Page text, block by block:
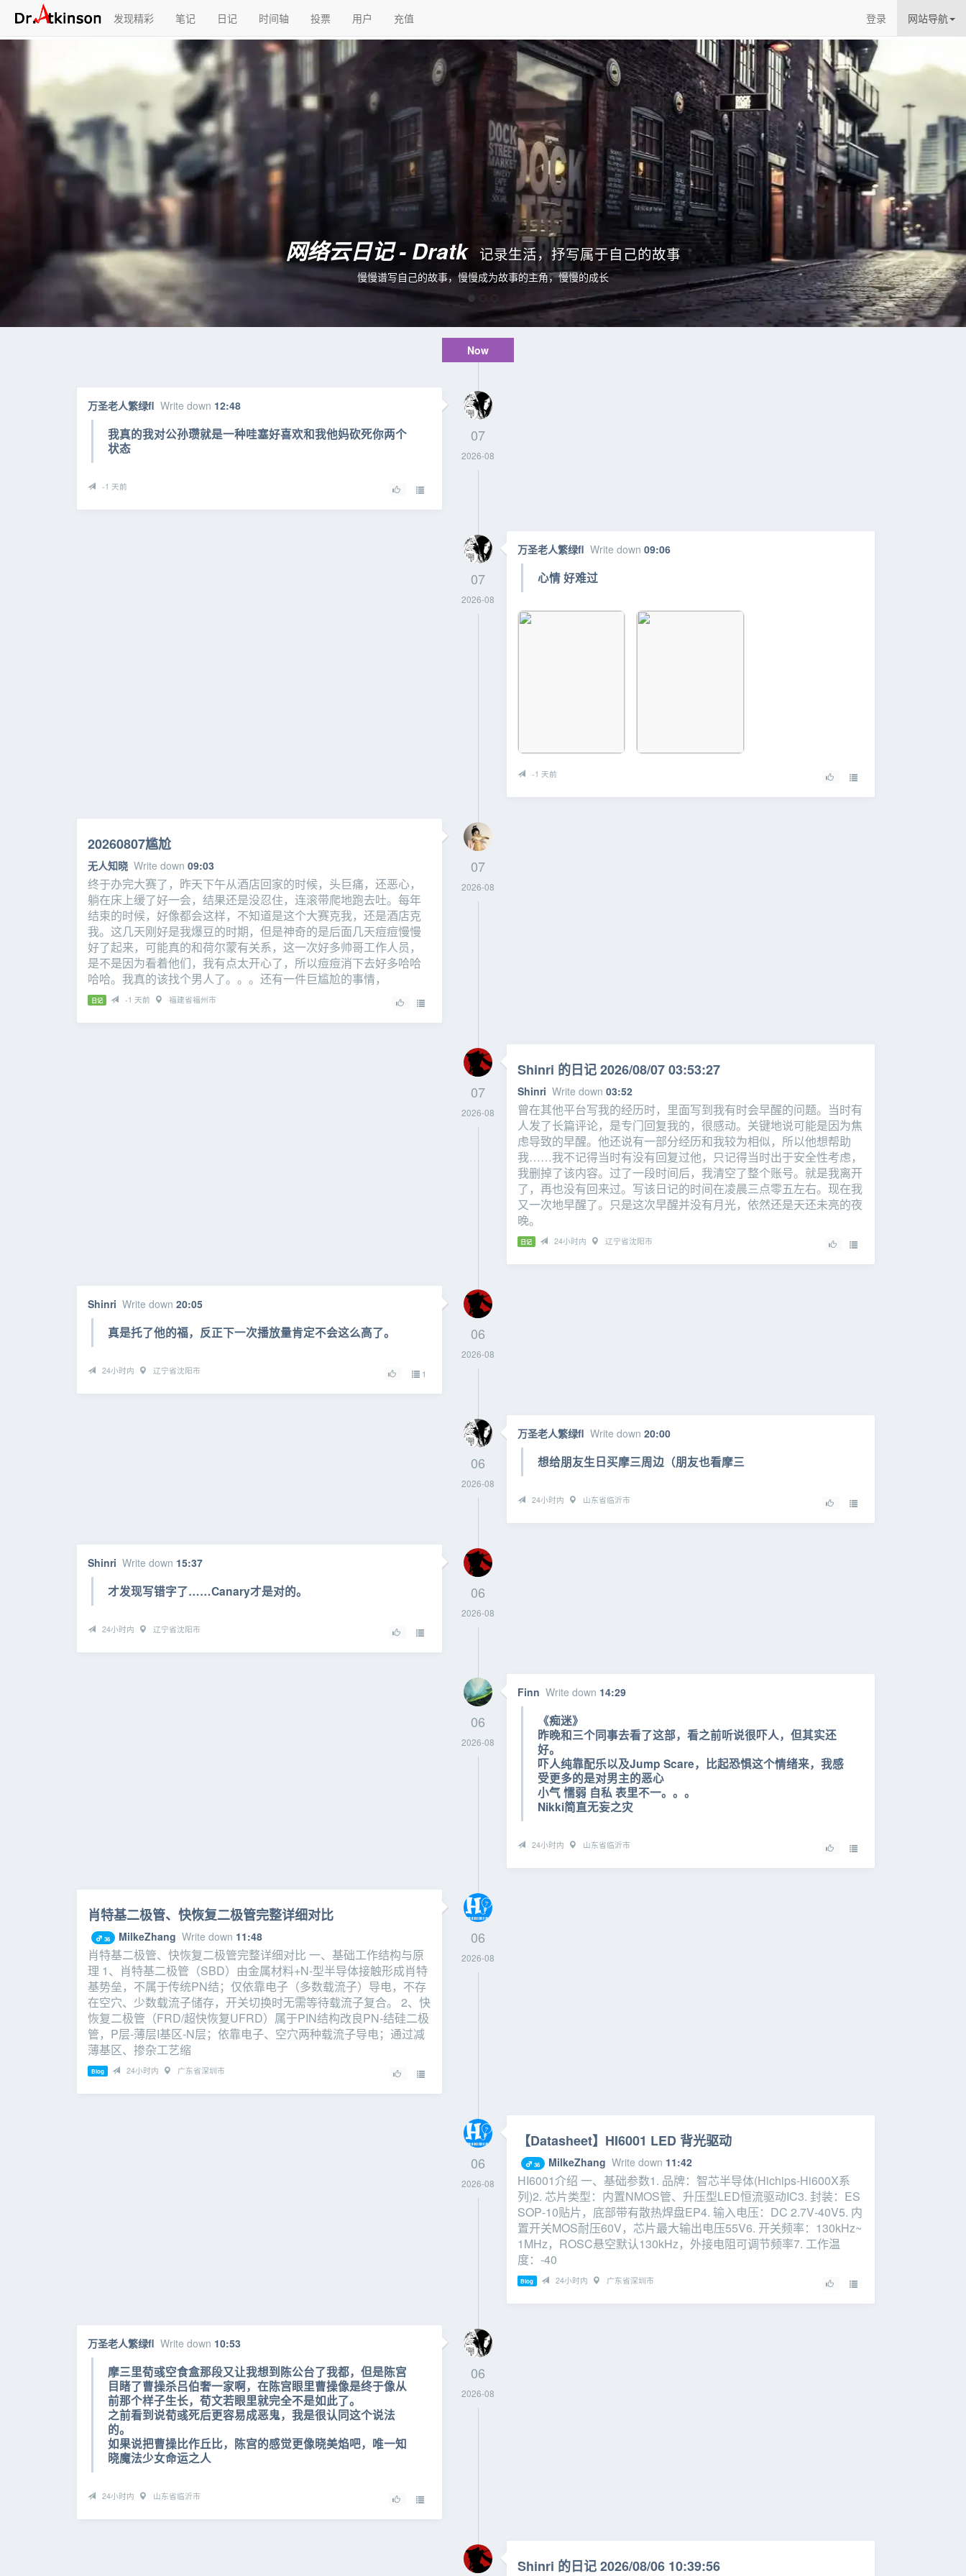
发现精彩 笔记 日记 时间轴 投票 用户 充值 登录 网站导航
网络笔记本 - Dratk 分享你的故事，传授你的经验
文字的力量，记录下成长的经验，从平凡开始，步向不凡
Now
07
2026-08
万圣老人繁绿fl Write down 12:48
我真的我对公孙瓒就是一种哇塞好喜欢和我他妈砍死你两个
状态
-1 天前
07
2026-08
万圣老人繁绿fl Write down 09:06
心情 好难过
-1 天前
07
2026-08
20260807尴尬
无人知晓 Write down 09:03
终于办完大赛了，昨天下午从酒店回家的时候，头巨痛，还恶心，
躺在床上缓了好一会，结果还是没忍住，连滚带爬地跑去吐。每年
结束的时候，好像都会这样，不知道是这个大赛克我，还是酒店克
我。这几天刚好是我爆豆的时期，但是神奇的是后面几天痘痘慢慢
好了起来，可能真的和荷尔蒙有关系，这一次好多帅哥工作人员，
是不是因为看着他们，我有点太开心了，所以痘痘消下去好多哈哈
哈哈。我真的该找个男人了。。。还有一件巨尴尬的事情，
日记 -1 天前 福建省福州市
07
2026-08
Shinri 的日记 2026/08/07 03:53:27
Shinri Write down 03:52
曾在其他平台写我的经历时，里面写到我有时会早醒的问题。当时有
人发了长篇评论，是专门回复我的，很感动。关键地说可能是因为焦
虑导致的早醒。他还说有一部分经历和我较为相似，所以他想帮助
我……我不记得当时有没有回复过他，只记得当时出于安全性考虑，
我删掉了该内容。过了一段时间后，我清空了整个账号。就是我离开
了，再也没有回来过。写该日记的时间在凌晨三点零五左右。现在我
又一次地早醒了。只是这次早醒并没有月光，依然还是天还未亮的夜
晚。
日记 24小时内 辽宁省沈阳市
06
2026-08
Shinri Write down 20:05
真是托了他的福，反正下一次播放量肯定不会这么高了。
24小时内 辽宁省沈阳市 1
06
2026-08
万圣老人繁绿fl Write down 20:00
想给朋友生日买摩三周边（朋友也看摩三
24小时内 山东省临沂市
06
2026-08
Shinri Write down 15:37
才发现写错字了……Canary才是对的。
24小时内 辽宁省沈阳市
06
2026-08
Finn Write down 14:29
《痴迷》
昨晚和三个同事去看了这部，看之前听说很吓人，但其实还
好。
吓人纯靠配乐以及Jump Scare，比起恐惧这个情绪来，我感
受更多的是对男主的恶心
小气 懦弱 自私 表里不一。。。
Nikki简直无妄之灾
24小时内 山东省临沂市
06
2026-08
肖特基二极管、快恢复二极管完整详细对比
36 MilkeZhang Write down 11:48
肖特基二极管、快恢复二极管完整详细对比 一、基础工作结构与原
理 1、肖特基二极管（SBD）由金属材料+N‑型半导体接触形成肖特
基势垒，不属于传统PN结；仅依靠电子（多数载流子）导电，不存
在空穴、少数载流子储存，开关切换时无需等待载流子复合。 2、快
恢复二极管（FRD/超快恢复UFRD）属于PIN结构改良PN‑结硅二极
管，P层‑薄层I基区‑N层；依靠电子、空穴两种载流子导电；通过减
薄基区、掺杂工艺缩
Blog 24小时内 广东省深圳市
06
2026-08
【Datasheet】HI6001 LED 背光驱动
36 MilkeZhang Write down 11:42
HI6001介绍 一、基础参数1. 品牌：智芯半导体(Hichips‑Hi600X系
列)2. 芯片类型：内置NMOS管、升压型LED恒流驱动IC3. 封装：ES
SOP‑10贴片，底部带有散热焊盘EP4. 输入电压：DC 2.7V‑40V5. 内
置开关MOS耐压60V，芯片最大输出电压55V6. 开关频率：130kHz~
1MHz，ROSC悬空默认130kHz，外接电阻可调节频率7. 工作温
度：‑40
Blog 24小时内 广东省深圳市
06
2026-08
万圣老人繁绿fl Write down 10:53
摩三里荀彧空食盒那段又让我想到陈公台了我都，但是陈宫
目睹了曹操杀吕伯奢一家啊，在陈宫眼里曹操像是终于像从
前那个样子生长，荀文若眼里就完全不是如此了。
之前看到说荀彧死后更容易成恶鬼，我是很认同这个说法
的。
如果说把曹操比作丘比，陈宫的感觉更像晓美焰吧，唯一知
晓魔法少女命运之人
24小时内 山东省临沂市
Shinri 的日记 2026/08/06 10:39:56